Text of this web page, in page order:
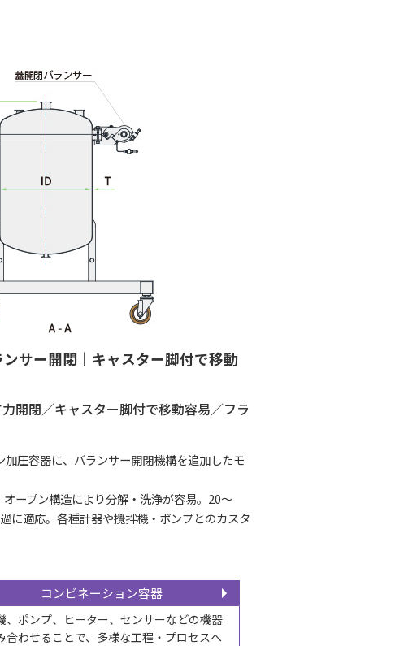
サー開閉｜キャスター脚付で移動
開閉／キャスター脚付で移動容易／フラ
圧容器に、バランサー開閉機構を追加したモ
ープン構造により分解・洗浄が容易。20〜
に適応。各種計器や攪拌機・ポンプとのカスタ
コンビネーション容器
、ポンプ、ヒーター、センサーなどの機器
合わせることで、多様な工程・プロセスへ